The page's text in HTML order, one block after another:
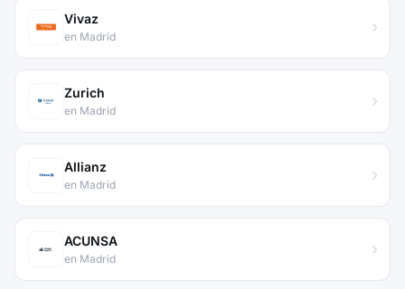
Vivaz
en Madrid
Zurich
en Madrid
Allianz
en Madrid
ACUNSA
en Madrid